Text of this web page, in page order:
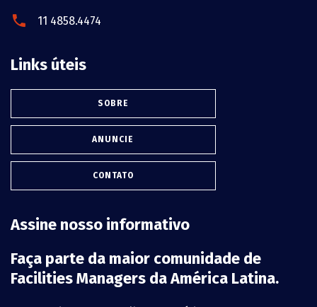
11 4858.4474
Links úteis
SOBRE
ANUNCIE
CONTATO
Assine nosso informativo
Faça parte da maior comunidade de
Facilities Managers da América Latina.